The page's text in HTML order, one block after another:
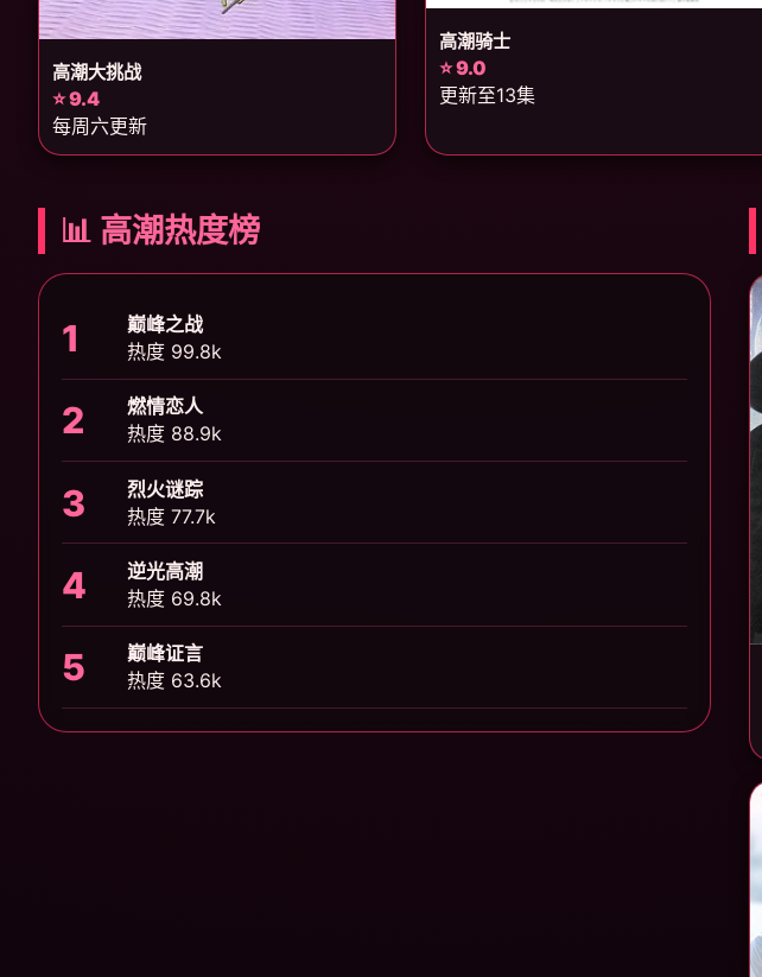
高潮大挑战
⭐ 9.4
每周六更新
高潮骑士
⭐ 9.0
更新至13集
📊 高潮热度榜
1
巅峰之战
热度 99.8k
2
燃情恋人
热度 88.9k
3
烈火谜踪
热度 77.7k
4
逆光高潮
热度 69.8k
5
巅峰证言
热度 63.6k